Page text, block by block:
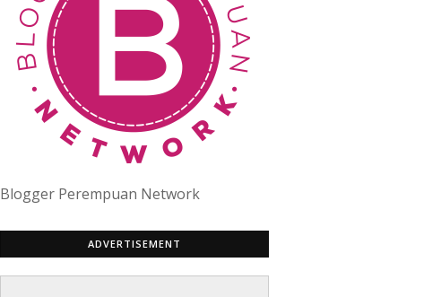
Blogger Perempuan Network
ADVERTISEMENT